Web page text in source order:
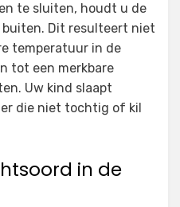
te sluiten, houdt u de
Dit resulteert niet
temperatuur in de
tot een merkbare
Uw kind slaapt
die niet tochtig of kil
in de